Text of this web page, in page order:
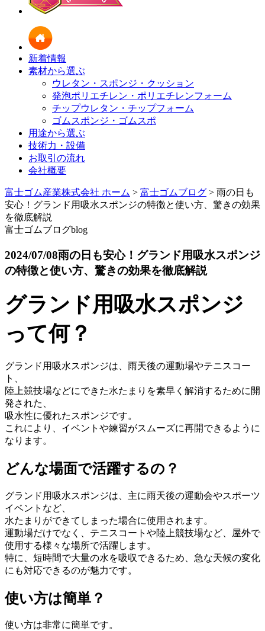
新着情報
素材から選ぶ
ウレタン・スポンジ・クッション
発泡ポリエチレン・ポリエチレンフォーム
チップウレタン・チップフォーム
ゴムスポンジ・ゴムスポ
用途から選ぶ
技術力・設備
お取引の流れ
会社概要
富士ゴム産業株式会社 ホーム > 富士ゴムブログ > 雨の日も
安心！グランド用吸水スポンジの特徴と使い方、驚きの効果
を徹底解説
富士ゴムブログblog
2024/07/08雨の日も安心！グランド用吸水スポンジ
の特徴と使い方、驚きの効果を徹底解説
グランド用吸水スポンジ
って何？
グランド用吸水スポンジは、雨天後の運動場やテニスコー
ト、
陸上競技場などにできた水たまりを素早く解消するために開
発された、
吸水性に優れたスポンジです。
これにより、イベントや練習がスムーズに再開できるように
なります。
どんな場面で活躍するの？
グランド用吸水スポンジは、主に雨天後の運動会やスポーツ
イベントなど、
水たまりができてしまった場合に使用されます。
運動場だけでなく、テニスコートや陸上競技場など、屋外で
使用する様々な場所で活躍します。
特に、短時間で大量の水を吸収できるため、急な天候の変化
にも対応できるのが魅力です。
使い方は簡単？
使い方は非常に簡単です。